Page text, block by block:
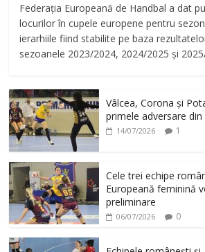
Federația Europeană de Handbal a dat
locurilor în cupele europene pentru
ierarhiile fiind stabilite pe baza
sezoanele 2023/2024, 2024/2025 și
Vâlcea, Corona și
primele adversare
14/07/2026 1
Cele trei echipe
Europeană feminină
preliminare
06/07/2026 0